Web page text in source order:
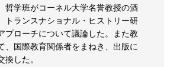
哲学班がコーネル大学名誉教授の酒
トランスナショナル・ヒストリー研
プローチについて議論した。また教
、国際教育関係者をまねき、出版に
した。